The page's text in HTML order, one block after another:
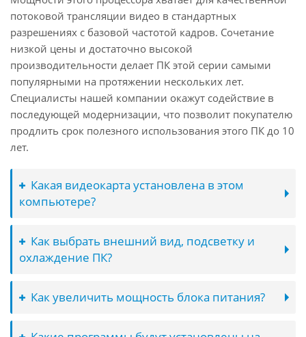
потоковой трансляции видео в стандартных
разрешениях с базовой частотой кадров. Сочетание
низкой цены и достаточно высокой
производительности делает ПК этой серии самыми
популярными на протяжении нескольких лет.
Специалисты нашей компании окажут содействие в
последующей модернизации, что позволит покупателю
продлить срок полезного использования этого ПК до 10
лет.
Какая видеокарта установлена в этом
компьютере?
Как выбрать внешний вид, подсветку и
охлаждение ПК?
Как увеличить мощность блока питания?